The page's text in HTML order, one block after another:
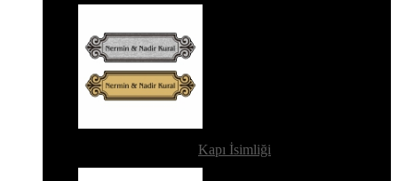
Kapı İsimliği